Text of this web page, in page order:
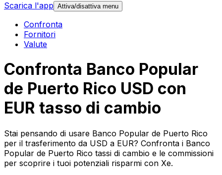
Scarica l'app Attiva/disattiva menu
Confronta
Fornitori
Valute
Confronta Banco Popular
de Puerto Rico USD con
EUR tasso di cambio
Stai pensando di usare Banco Popular de Puerto Rico
per il trasferimento da USD a EUR? Confronta i Banco
Popular de Puerto Rico tassi di cambio e le commissioni
per scoprire i tuoi potenziali risparmi con Xe.